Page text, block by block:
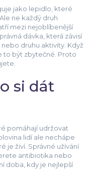
jako lepidlo, které
ne každý druh
mezi nejoblíbenější
dávka, která závisí
druhu aktivity. Když
to být zbytečné. Proto
si dát
pomáhají udržovat
lidí ale nechápe
je živí. Správné užívání
antibiotika nebo
doba, kdy je nejlepší